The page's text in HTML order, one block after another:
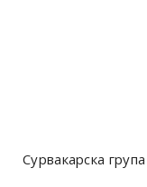
Сурвакарска